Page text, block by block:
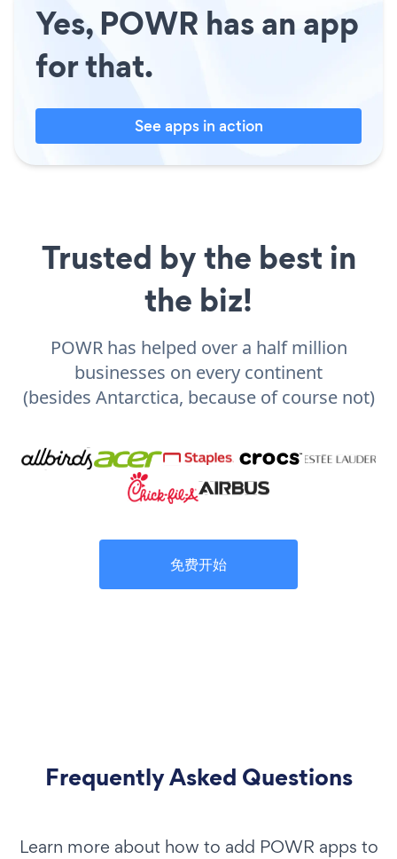
Yes, POWR has an app
for that.
See apps in action
Trusted by the best in
the biz!
POWR has helped over a half million
businesses on every continent
(besides Antarctica, because of course not)
免费开始
Frequently Asked Questions
Learn more about how to add POWR apps to